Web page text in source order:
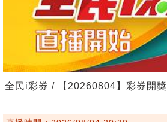
全民i彩券 / 【20260804】彩券開獎